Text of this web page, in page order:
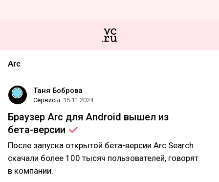
Arc
Таня Боброва
Сервисы 15.11.2024
Браузер Arc для Android вышел из
бета-версии
После запуска открытой бета-версии Arc Search
скачали более 100 тысяч пользователей, говорят
в компании.